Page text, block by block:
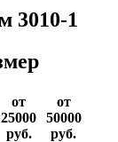
3010-1
от
25000­
руб.
от
50000­
руб.